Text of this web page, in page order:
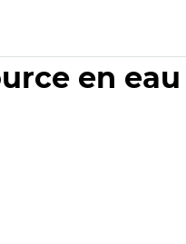
en eau